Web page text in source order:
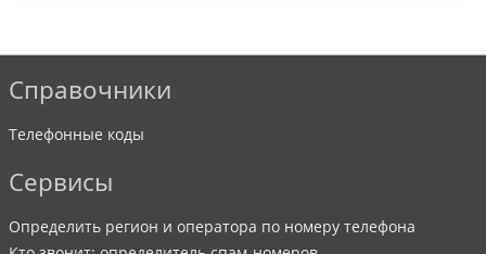
Справочники
Телефонные коды
Сервисы
Определить регион и оператора по номеру телефона